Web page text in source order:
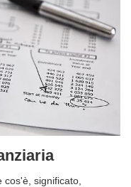
significato,